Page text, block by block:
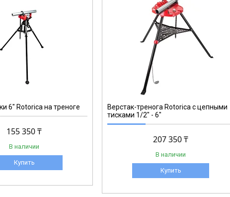
6" Rotorica на треноге
155 350 ₸
В наличии
Купить
RT.1184600
Верстак-тренога Rotorica с цепными
тисками 1/2" - 6"
207 350 ₸
В наличии
Купить